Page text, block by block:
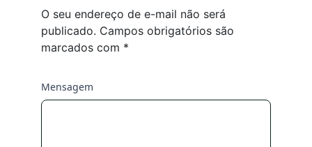
O seu endereço de e-mail não será
publicado. Campos obrigatórios são
marcados com *
Mensagem